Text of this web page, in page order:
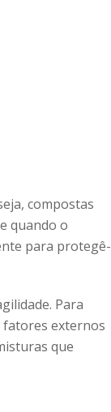
compostas
quando o
para protegê-
Para
fatores externos
que